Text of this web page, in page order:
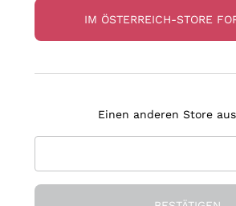
Die Firma
IM ÖSTERREICH-STORE
Einen anderen Store